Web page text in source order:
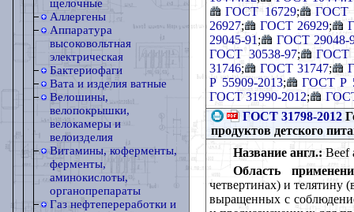
щелочные
Аллергены
Аппаратура
высоковольтная
электрическая
Бактериофаги
Вата и изделия ватные
Велошины,
велопокрышки,
велокамеры и
велоизделия
Витамины, коферменты,
ферменты,
аминокислоты,
органопрепараты
Газ нефтепереработки и
ГОСТ 16729;
ГОСТ
26927; ГОСТ 26929;
29045-91 ;
ГОСТ 29048-
ГОСТ 30538-97;
ГОСТ
31746; ГОСТ 31747;
Р 55909-2013;
ГОСТ Р
ГОСТ 31990-2012;
ГОСТ 31798-2012
продуктов детского
Название англ.: Beef
Область
четвертинах) и телятину
выращенных с